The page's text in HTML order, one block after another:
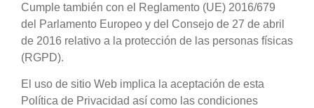
Cumple también con el Reglamento (UE) 2016/679
del Parlamento Europeo y del Consejo de 27 de abril
de 2016 relativo a la protección de las personas físicas
(RGPD).
El uso de sitio Web implica la aceptación de esta
Política de Privacidad así como las condiciones